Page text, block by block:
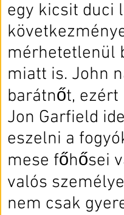
egy kicsit duci
mérhetetlenül
miatt is. John
barátnőt,
Jon Garfield
eszelni a
mese főhősei
valós
nem csak